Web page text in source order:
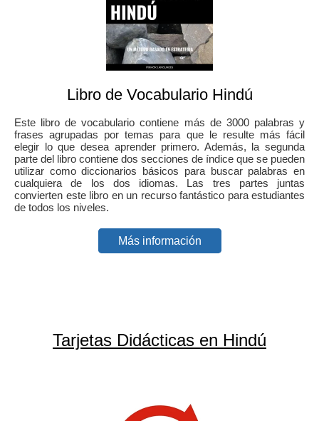
Libro de Vocabulario Hindú
Este libro de vocabulario contiene más de 3000 palabras y
frases agrupadas por temas para que le resulte más fácil
elegir lo que desea aprender primero. Además, la segunda
parte del libro contiene dos secciones de índice que se pueden
utilizar como diccionarios básicos para buscar palabras en
cualquiera de los dos idiomas. Las tres partes juntas
convierten este libro en un recurso fantástico para estudiantes
de todos los niveles.
Más información
Tarjetas Didácticas en Hindú